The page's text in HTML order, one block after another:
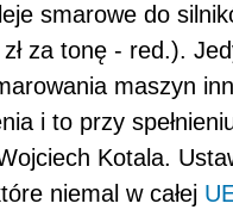
smarowe do
za tonę - red.).
maszyn
i to przy
Kotala.
niemal w całej